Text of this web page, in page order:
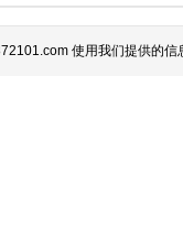
使用我们提供的信